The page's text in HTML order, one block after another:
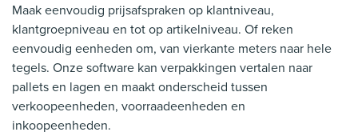
Maak eenvoudig prijsafspraken op klantniveau,
klantgroepniveau en tot op artikelniveau. Of reken
eenvoudig eenheden om, van vierkante meters naar hele
tegels. Onze software kan verpakkingen vertalen naar
pallets en lagen en maakt onderscheid tussen
verkoopeenheden, voorraadeenheden en
inkoopeenheden.